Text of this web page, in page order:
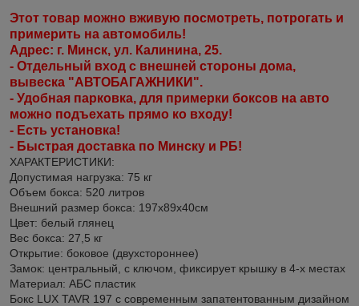
Этот товар можно вживую посмотреть, потрогать и
примерить на автомобиль!
Адрес: г. Минск, ул. Калинина, 25.
- Отдельный вход с внешней стороны дома,
вывеска "АВТОБАГАЖНИКИ".
- Удобная парковка, для примерки боксов на авто
можно подъехать прямо ко входу!
- Есть установка!
- Быстрая доставка по Минску и РБ!
ХАРАКТЕРИСТИКИ:
Допустимая нагрузка: 75 кг
Объем бокса: 520 литров
Внешний размер бокса: 197х89х40см
Цвет: белый глянец
Вес бокса: 27,5 кг
Открытие: боковое (двухстороннее)
Замок: центральный, с ключом, фиксирует крышку в 4-х местах
Материал: АБС пластик
Бокс LUX TAVR 197 с современным запатентованным дизайном